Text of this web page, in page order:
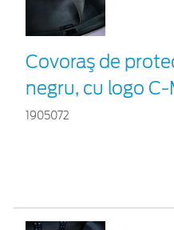
Covoraş de
negru, cu logo C-
1905072